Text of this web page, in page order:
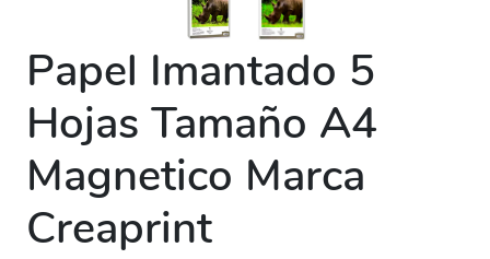
Papel Imantado 5
Hojas Tamaño A4
Magnetico Marca
Creaprint